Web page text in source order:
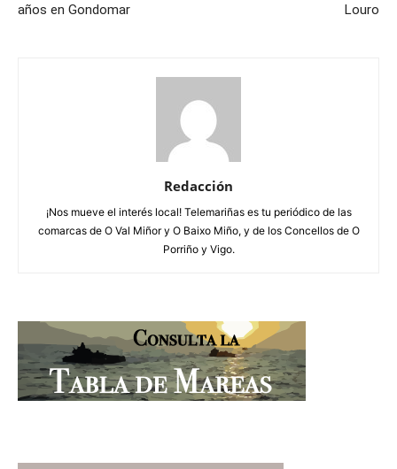
años en Gondomar
Louro
Redacción
¡Nos mueve el interés local! Telemariñas es tu periódico de las
comarcas de O Val Miñor y O Baixo Miño, y de los Concellos de O
Porriño y Vigo.